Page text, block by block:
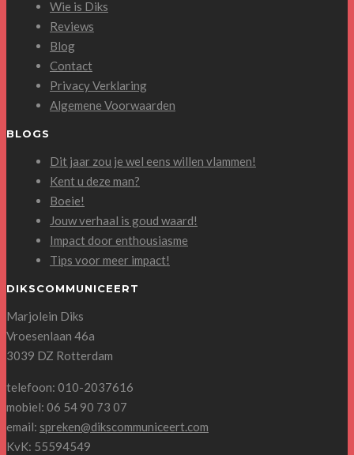
Wie is Diks
Reviews
Blog
Contact
Privacy Verklaring
Algemene Voorwaarden
BLOGS
Dit jaar zou je wel eens willen vlammen!
Kent u deze man?
Boeie!
Jouw verhaal is goud waard!
Impact door enthousiasme
Tips voor meer impact!
DIKSCOMMUNICEERT
Marjolein Diks
Vroesenlaan 46a
3039 DZ Rotterdam
telefoon: 010-2037616
mobiel: 06 54 90 73 07
email: spreken@dikscommuniceert.com
KvK: 55594549